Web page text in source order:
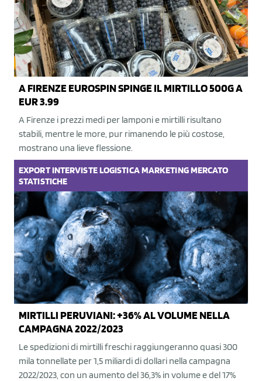
A FIRENZE EUROSPIN SPINGE IL MIRTILLO 500G A
EUR 3.99
A Firenze i prezzi medi per lamponi e mirtilli risultano
stabili, mentre le more, pur rimanendo le più costose,
mostrano una lieve flessione.
EXPORTINTERVISTELOGISTICAMARKETINGMERCATO
STATISTICHE
MIRTILLI PERUVIANI: +36% AL VOLUME NELLA
CAMPAGNA 2022/2023
Le spedizioni di mirtilli freschi raggiungeranno quasi 300
mila tonnellate per 1,5 miliardi di dollari nella campagna
2022/2023, con un aumento del 36,3% in volume e del 17%